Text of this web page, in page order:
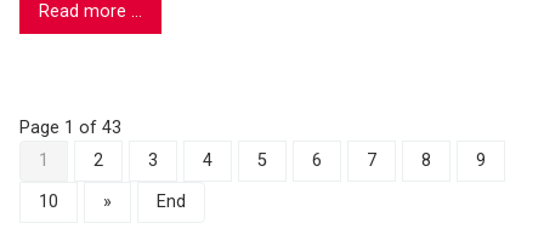
Read more ...
Page 1 of 43
1
2 3 4 5 6 7 8
9
10
» End